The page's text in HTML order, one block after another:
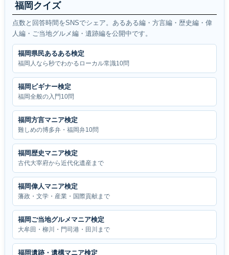
福岡クイズ
点数と回答時間をSNSでシェア。あるある編・方言編・歴史編・偉
人編・ご当地グルメ編・遺跡編を公開中です。
福岡県民あるある検定
福岡人なら秒でわかるローカル常識10問
福岡ビギナー検定
福岡全般の入門10問
福岡方言マニア検定
難しめの博多弁・福岡弁10問
福岡歴史マニア検定
古代大宰府から近代化遺産まで
福岡偉人マニア検定
藩政・文学・産業・国際貢献まで
福岡ご当地グルメマニア検定
大牟田・柳川・門司港・田川まで
福岡遺跡・遺構マニア検定